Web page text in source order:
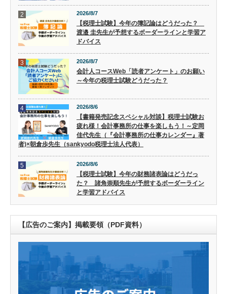
2 2026/8/7
【税理士試験】今年の簿記論はどうだった？
渡邉 圭先生が予想するボーダーラインと学習ア
ドバイス
3 2026/8/7
会計人コースWeb「読者アンケート」のお願い
～今年の税理士試験どうだった？
4 2026/8/6
【書籍発売記念スペシャル対談】税理士試験お
疲れ様！会計事務所の仕事を楽しもう！～定岡
佳代先生（『会計事務所の仕事カレンダー』著
者)×朝倉歩先生（sankyodo税理士法人代表）
5 2026/8/6
【税理士試験】今年の財務諸表論はどうだっ
た？ 諸角崇順先生が予想するボーダーライン
と学習アドバイス
【広告のご案内】掲載要領（PDF資料）